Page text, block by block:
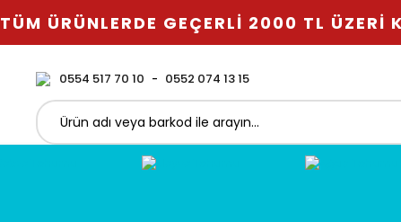
TÜM ÜRÜNLERDE GEÇERLİ 2000 TL ÜZERİ
0554 517 70 10 0552 074 13 15